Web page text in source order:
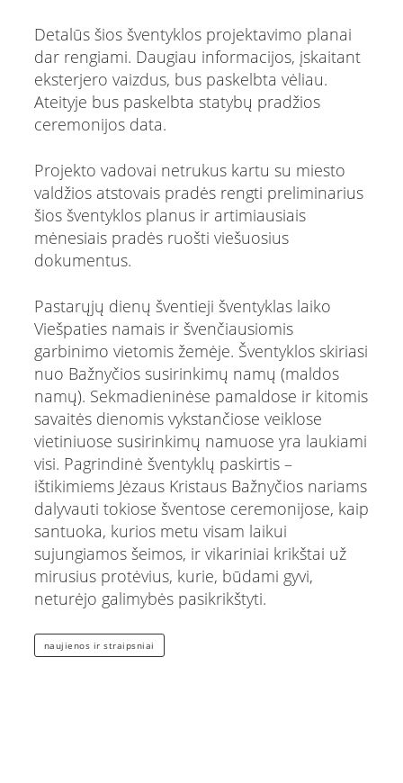
Detalūs šios šventyklos projektavimo planai
dar rengiami. Daugiau informacijos, įskaitant
eksterjero vaizdus, bus paskelbta vėliau.
Ateityje bus paskelbta statybų pradžios
ceremonijos data.
Projekto vadovai netrukus kartu su miesto
valdžios atstovais pradės rengti preliminarius
šios šventyklos planus ir artimiausiais
mėnesiais pradės ruošti viešuosius
dokumentus.
Pastarųjų dienų šventieji šventyklas laiko
Viešpaties namais ir švenčiausiomis
garbinimo vietomis žemėje. Šventyklos skiriasi
nuo Bažnyčios susirinkimų namų (maldos
namų). Sekmadieninėse pamaldose ir kitomis
savaitės dienomis vykstančiose veiklose
vietiniuose susirinkimų namuose yra laukiami
visi. Pagrindinė šventyklų paskirtis –
ištikimiems Jėzaus Kristaus Bažnyčios nariams
dalyvauti tokiose šventose ceremonijose, kaip
santuoka, kurios metu visam laikui
sujungiamos šeimos, ir vikariniai krikštai už
mirusius protėvius, kurie, būdami gyvi,
neturėjo galimybės pasikrikštyti.
naujienos ir straipsniai